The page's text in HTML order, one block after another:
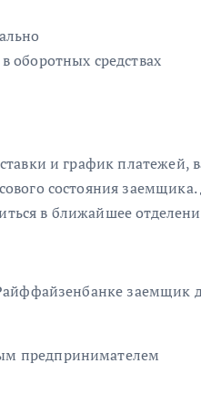
оборотных средствах
и график платежей,
состояния
в ближайшее
заемщик
предпринимателем